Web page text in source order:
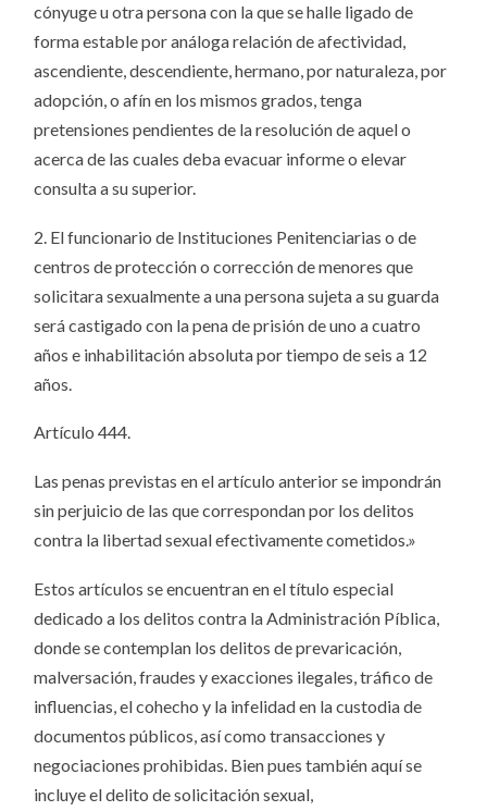
cónyuge u otra persona con la que se halle ligado de
forma estable por análoga relación de afectividad,
ascendiente, descendiente, hermano, por naturaleza, por
adopción, o afín en los mismos grados, tenga
pretensiones pendientes de la resolución de aquel o
acerca de las cuales deba evacuar informe o elevar
consulta a su superior.
2. El funcionario de Instituciones Penitenciarias o de
centros de protección o corrección de menores que
solicitara sexualmente a una persona sujeta a su guarda
será castigado con la pena de prisión de uno a cuatro
años e inhabilitación absoluta por tiempo de seis a 12
años.
Artículo 444.
Las penas previstas en el artículo anterior se impondrán
sin perjuicio de las que correspondan por los delitos
contra la libertad sexual efectivamente cometidos.»
Estos artículos se encuentran en el título especial
dedicado a los delitos contra la Administración Píblica,
donde se contemplan los delitos de prevaricación,
malversación, fraudes y exacciones ilegales, tráfico de
influencias, el cohecho y la infelidad en la custodia de
documentos públicos, así como transacciones y
negociaciones prohibidas. Bien pues también aquí se
incluye el delito de solicitación sexual,